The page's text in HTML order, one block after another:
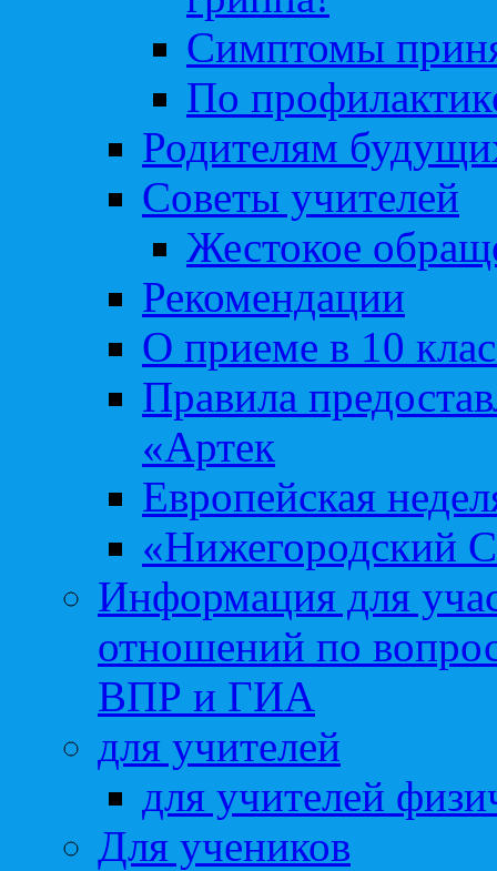
Симптомы
По
Родителям
Советы учителей
Жестокое
Рекомендации
О приеме в 10
Правила
«Артек
Европейская
«Нижегородский
Информация для
отношений по
ВПР и ГИА
для учителей
для учителей
Для учеников